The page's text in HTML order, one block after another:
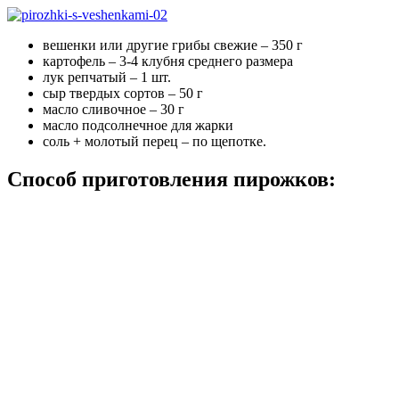
вешенки или другие грибы свежие – 350 г
картофель – 3-4 клубня среднего размера
лук репчатый – 1 шт.
сыр твердых сортов – 50 г
масло сливочное – 30 г
масло подсолнечное для жарки
соль + молотый перец – по щепотке.
Способ приготовления пирожков: